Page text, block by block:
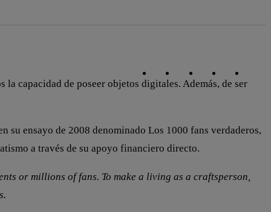
capacidad de poseer objetos digitales. Además, de ser
ensayo de 2008 denominado Los 1000 fans verdaderos,
a través de su apoyo financiero directo.
or millions of fans. To make a living as a craftsperson,